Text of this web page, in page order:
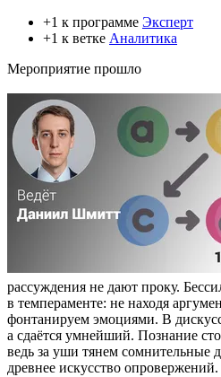
+1 к программе Эксперт
+1 к ветке Аналитика
Мероприятие прошло
рассуждения не дают проку.
в темпераменте: не находя
фонтанируем эмоциями. В
а сдаётся умнейший. Познание
ведь за уши тянем сомнительные
древнее искусство опровержений.